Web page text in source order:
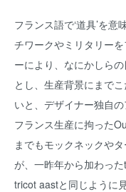
フランス語で‘道具’を意
チワークやミリタリー
ーにより、なにかしら
とし、生産背景にまで
いと、デザイナー独自
フランス生産に拘った
までもモックネックや
が、一昨年から加わっ
tricot aastと同じように